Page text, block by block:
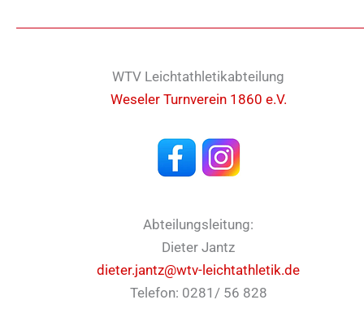
WTV Leichtathletikabteilung
Weseler Turnverein 1860 e.V.
Abteilungsleitung:
Dieter Jantz
dieter.jantz@wtv-leichtathletik.de
Telefon: 0281/ 56 828